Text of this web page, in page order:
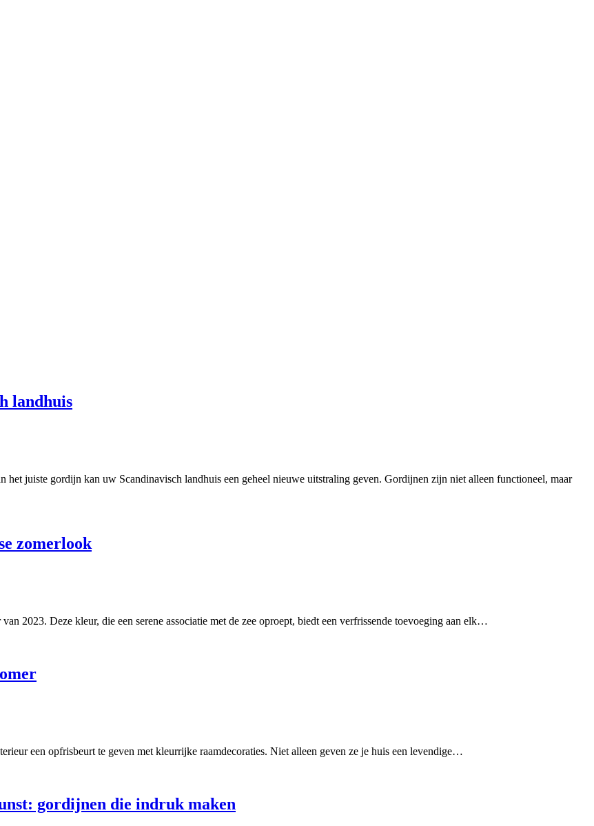
landhuis
juiste gordijn kan uw Scandinavisch landhuis een geheel nieuwe uitstraling geven. Gordijnen zijn niet alleen functioneel, maar
zomerlook
2023. Deze kleur, die een serene associatie met de zee oproept, biedt een verfrissende toevoeging aan elk…
een opfrisbeurt te geven met kleurrijke raamdecoraties. Niet alleen geven ze je huis een levendige…
gordijnen die indruk maken